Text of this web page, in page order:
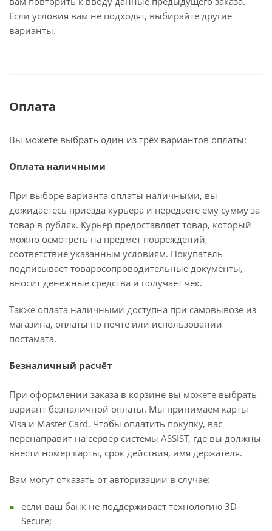
Если условия вам не подходят, выбирайте другие
варианты.
Оплата
Вы можете выбрать один из трёх вариантов оплаты:
Оплата наличными
При выборе варианта оплаты наличными, вы
дожидаетесь приезда курьера и передаёте ему сумму за
товар в рублях. Курьер предоставляет товар, который
можно осмотреть на предмет повреждений,
соответствие указанным условиям. Покупатель
подписывает товаросопроводительные документы,
вносит денежные средства и получает чек.
Также оплата наличными доступна при самовывозе из
магазина, оплаты по почте или использовании
постамата.
Безналичный расчёт
При оформлении заказа в корзине вы можете выбрать
вариант безналичной оплаты. Мы принимаем карты
Visa и Master Card. Чтобы оплатить покупку, вас
перенаправит на сервер системы ASSIST, где вы должны
ввести номер карты, срок действия, имя держателя.
Вам могут отказать от авторизации в случае:
если ваш банк не поддерживает технологию 3D-
Secure;